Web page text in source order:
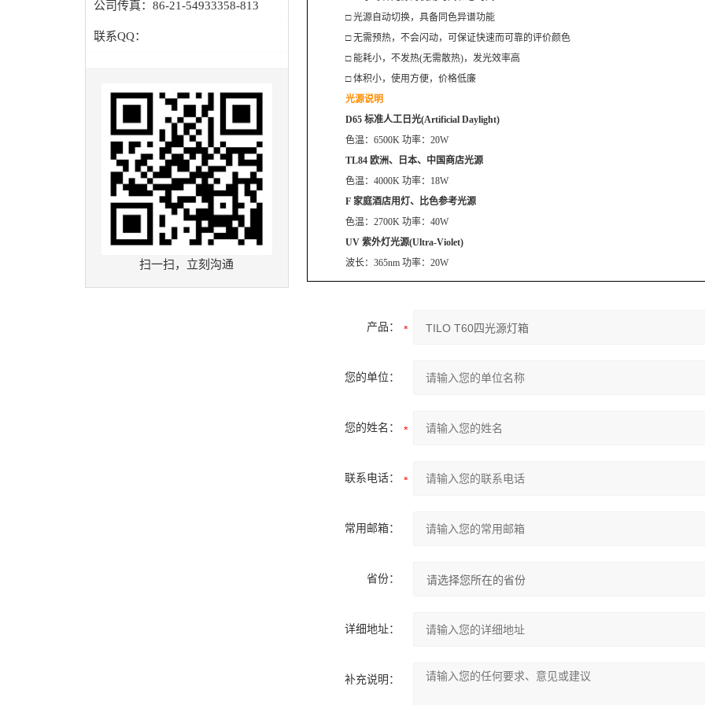
公司传真： 86-21-54933358-813
联系QQ：
扫一扫，立刻沟通
□ 光源自动切换，具备同色异谱功能
□ 无需预热，不会闪动，可保证快速而可靠的评价颜色
□ 能耗小，不发热(无需散热)，发光效率高
□ 体积小，使用方便，价格低廉
光源说明
D65 标准人工日光(Artificial Daylight)
色温：6500K 功率：20W
TL84 欧洲、日本、中国商店光源
色温：4000K 功率：18W
F 家庭酒店用灯、比色参考光源
色温：2700K 功率：40W
UV 紫外灯光源(Ultra-Violet)
波长：365nm 功率：20W
产品：
您的单位：
您的姓名：
联系电话：
常用邮箱：
省份：
详细地址：
补充说明：